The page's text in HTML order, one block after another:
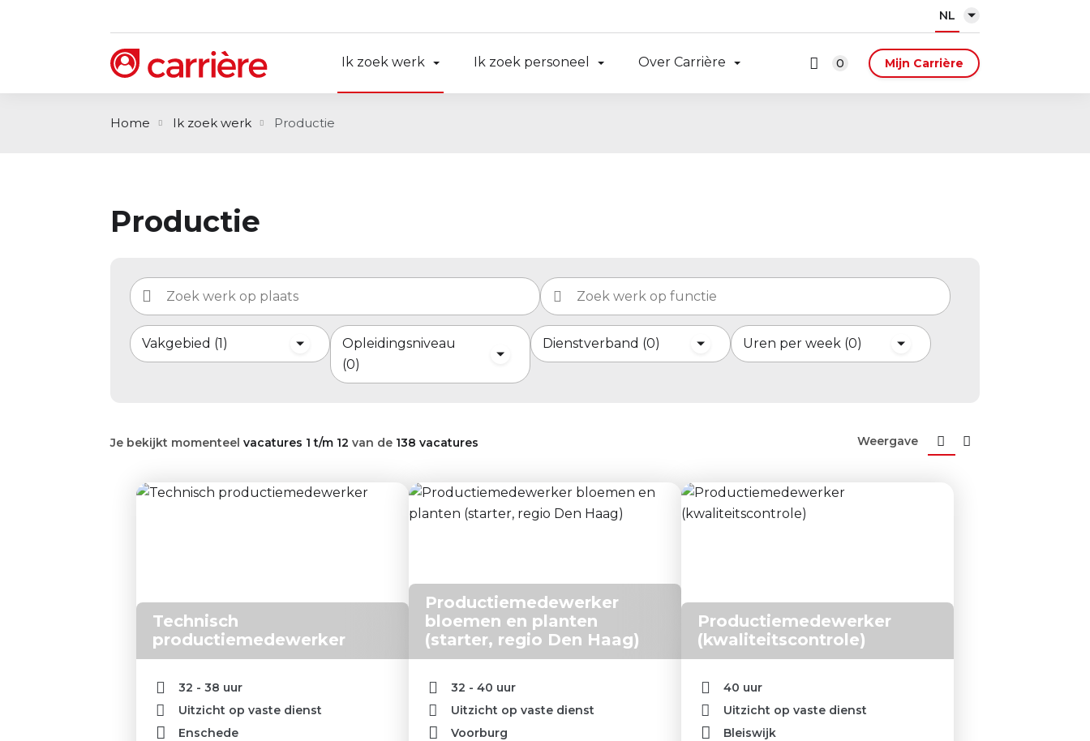
NL
Ik zoek werk Ik zoek personeel Over Carrière 0 Mijn Carrière
Home Ik zoek werk Productie
Productie
Vakgebied 1
Opleidingsniveau
0
Dienstverband 0 Uren per week 0
Je bekijkt momenteel vacatures 1 t/m 12 van de 138 vacatures Weergave
Technisch
productiemedewerker
32 - 38 uur
Uitzicht op vaste dienst
Enschede
Productiemedewerker
bloemen en planten
(starter, regio Den Haag)
32 - 40 uur
Uitzicht op vaste dienst
Voorburg
Productiemedewerker
(kwaliteitscontrole)
40 uur
Uitzicht op vaste dienst
Bleiswijk